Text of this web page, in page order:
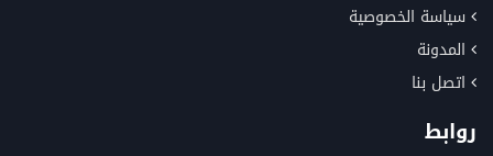
سياسة الخصوصية
المدونة
اتصل بنا
روابط